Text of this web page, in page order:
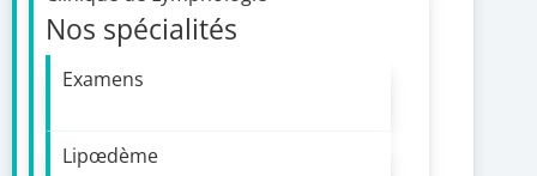
Nos spécialités
Examens
Lipœdème